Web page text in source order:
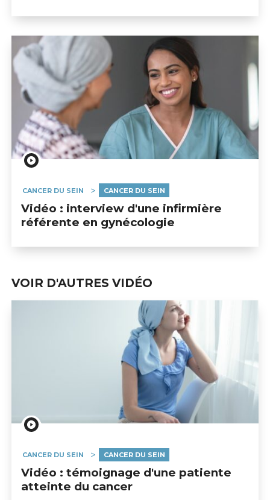
CANCER DU SEIN CANCER DU SEIN
Vidéo : interview d'une infirmière
référente en gynécologie
VOIR D'AUTRES VIDÉO
CANCER DU SEIN CANCER DU SEIN
Vidéo : témoignage d'une patiente
atteinte du cancer